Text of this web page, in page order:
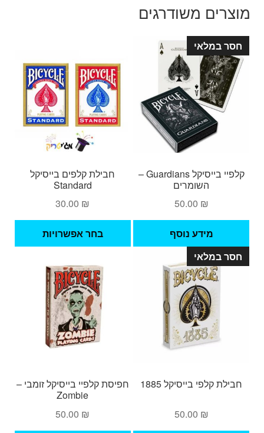
מוצרים משודרגים
חסר במלאי
קלפיי בייסיקל Guardians –
השומרים
50.00 ₪
מידע נוסף
חבילת קלפים בייסיקל
Standard
30.00 ₪
בחר אפשרויות
חסר במלאי
חבילת קלפי בייסיקל 1885
50.00 ₪
חפיסת קלפיי בייסיקל זומבי –
Zombie
50.00 ₪